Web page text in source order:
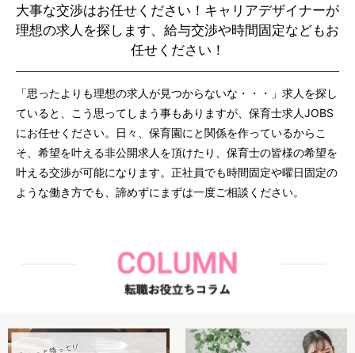
大事な交渉はお任せください！キャリアデザイナーが
理想の求人を探します、給与交渉や時間固定などもお
任せください！
「思ったよりも理想の求人が見つからないな・・・」求人を探し
ていると、こう思ってしまう事もありますが、保育士求人JOBS
にお任せください。日々、保育園にと関係を作っているからこ
そ、希望を叶える非公開求人を頂けたり、保育士の皆様の希望を
叶える交渉が可能になります。正社員でも時間固定や曜日固定の
ような働き方でも、諦めずにまずは一度ご相談ください。